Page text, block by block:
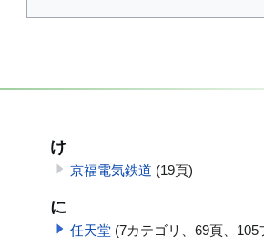
け
京福電気鉄道 (19頁)
に
任天堂 (7カテゴリ、69頁、105